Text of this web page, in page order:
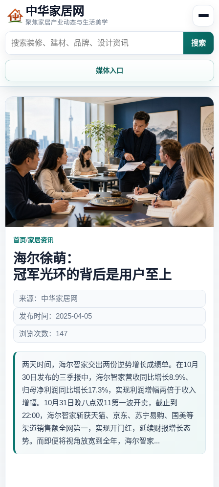
中华家居网
聚焦家居产业动态与生活美学
搜索
媒体入口
家居资讯
家居风水 家居欣赏
时尚饰家 装修设计
家具知识 家居文化
创意家居
首页/家居资讯
海尔徐萌：
冠军光环的背后是用户至上
来源：中华家居网
发布时间：2025-04-05
浏览次数：147
两天时间，海尔智家交出两份逆势增长成绩单。在10月
30日发布的三季报中，海尔智家营收同比增长8.9%、
归母净利润同比增长17.3%，实现利润增幅两倍于收入
增幅。10月31日晚八点双11第一波开卖，截止到
22:00，海尔智家斩获天猫、京东、苏宁易购、国美等
渠道销售额全网第一，实现开门红，延续财报增长态
势。而即便将视角放宽到全年，海尔智家...